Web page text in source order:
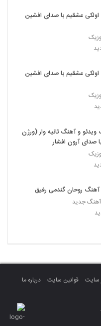
عشقیم با صدای افشین
عشقیم با صدای افشین
ویدئو و آهنگ ثانیه وار (ورژن
صدای آرون افشار
آهنگ روحان گندمی رفیق
آهنگ جدید
سایت قوانین سایت
درباره ما